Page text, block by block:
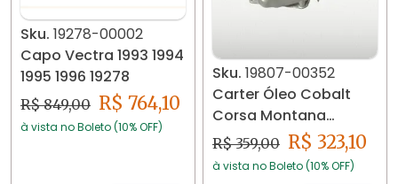
Sku. 19278-00002
Capo Vectra 1993 1994
1995 1996 19278
R$ 849,00 R$ 764,10
à vista no Boleto (10% OFF)
Sku. 19807-00352
Carter Óleo Cobalt
Corsa Montana
Prisma Meriva 1.8
198807
R$ 359,00 R$ 323,10
à vista no Boleto (10% OFF)